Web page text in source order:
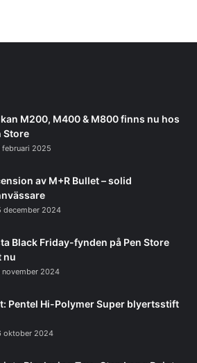
M200, M400 & M800 finns nu hos
Store
februari 2025
av M+R Bullet – solid
december 2024
Black Friday-fynden på Pen Store
nu
november 2024
Pentel Hi-Polymer Super blyertsstift
oktober 2024